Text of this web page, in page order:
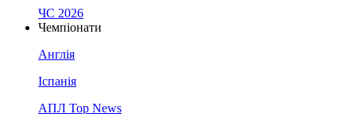
ЧС 2026
Чемпіонати
Англія
Іспанія
АПЛ Top News